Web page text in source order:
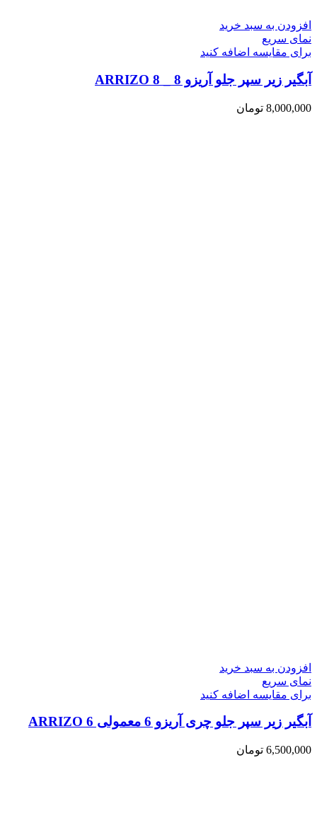
افزودن به سبد خرید
نمای سریع
برای مقایسه اضافه کنید
آبگیر زیر سپر جلو آریزو 8 _ ARRIZO 8
8,000,000 تومان
افزودن به سبد خرید
نمای سریع
برای مقایسه اضافه کنید
آبگیر زیر سپر جلو چری آریزو 6 معمولی ARRIZO 6
6,500,000 تومان